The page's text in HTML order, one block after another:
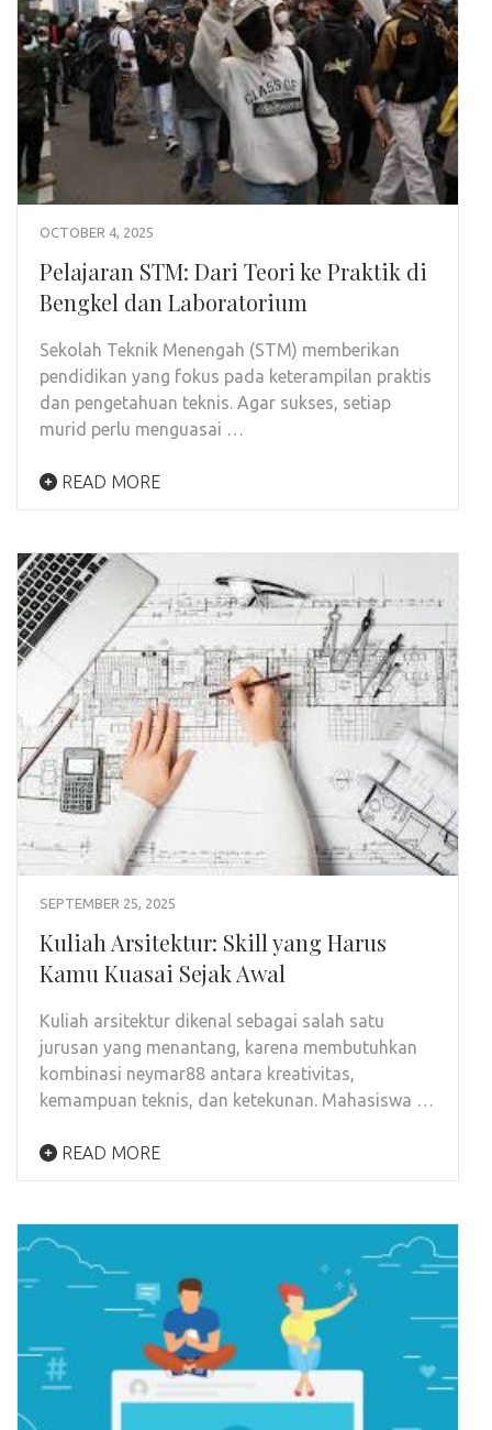
OCTOBER 4, 2025
Pelajaran STM: Dari Teori ke Praktik di
Bengkel dan Laboratorium
Sekolah Teknik Menengah (STM) memberikan
pendidikan yang fokus pada keterampilan praktis
dan pengetahuan teknis. Agar sukses, setiap
murid perlu menguasai …
READ MORE
SEPTEMBER 25, 2025
Kuliah Arsitektur: Skill yang Harus
Kamu Kuasai Sejak Awal
Kuliah arsitektur dikenal sebagai salah satu
jurusan yang menantang, karena membutuhkan
kombinasi neymar88 antara kreativitas,
kemampuan teknis, dan ketekunan. Mahasiswa …
READ MORE